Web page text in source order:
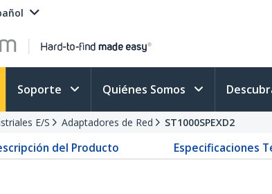
Soporte Quiénes Somos
E/S Adaptadores de Red ST1000SPEXD2
del Producto Especificaciones